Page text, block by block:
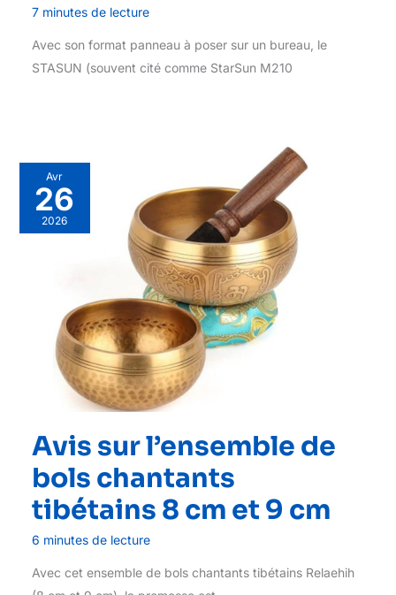
7 minutes de lecture
Avec son format panneau à poser sur un bureau, le
STASUN (souvent cité comme StarSun M210
Avr
26
2026
Avis sur l’ensemble de
bols chantants
tibétains 8 cm et 9 cm
6 minutes de lecture
Avec cet ensemble de bols chantants tibétains Relaehih